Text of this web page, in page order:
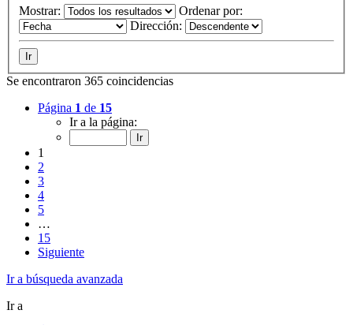
Mostrar:
Ordenar por:
Dirección:
Se encontraron 365 coincidencias
Página 1 de 15
Ir a la página:
1
2
3
4
5
…
15
Siguiente
Ir a búsqueda avanzada
Ir a